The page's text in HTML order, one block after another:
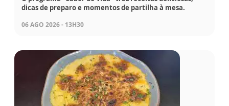
dicas de preparo e momentos de partilha à mesa.
06 AGO 2026 - 13H30